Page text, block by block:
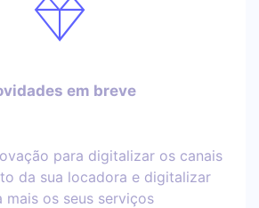
em breve
para digitalizar os canais
da sua locadora e digitalizar
mais os seus serviços